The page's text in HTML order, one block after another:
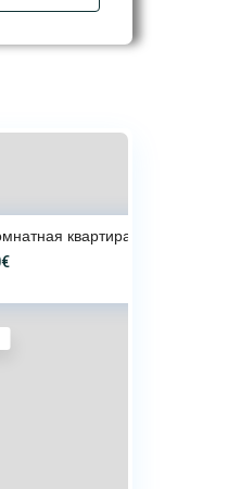
квартира в Sea G